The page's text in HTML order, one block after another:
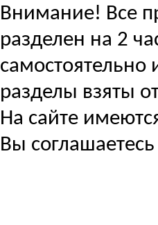
Внимание! Все
разделен на 2
самостоятельно
разделы взяты
На сайте
Вы